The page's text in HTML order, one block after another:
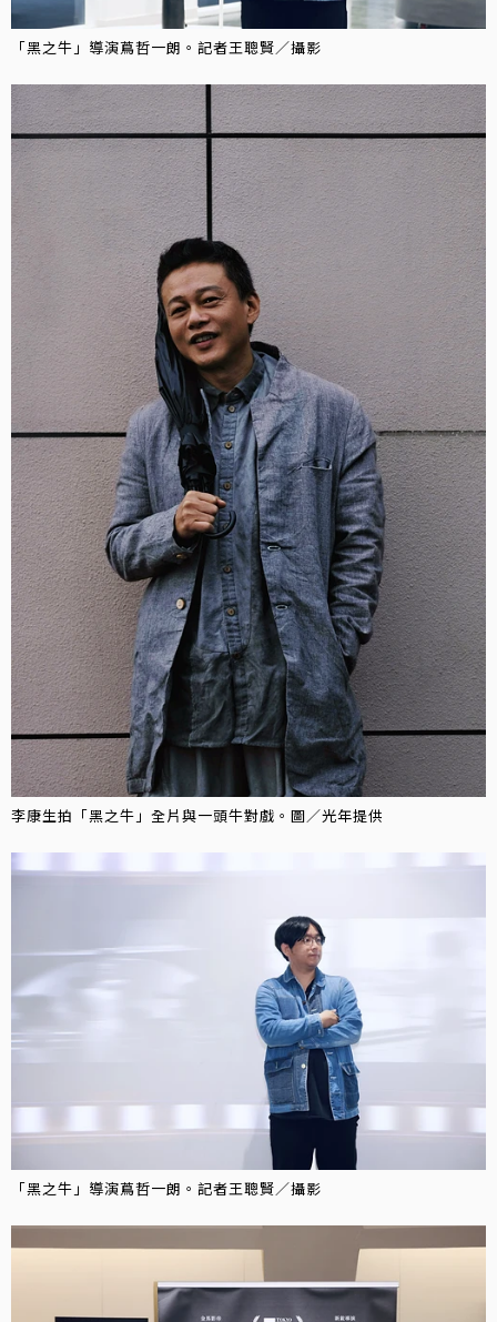
「黑之牛」導演蔦哲一朗。記者王聰賢／攝影
李康生拍「黑之牛」全片與一頭牛對戲。圖／光年提供
「黑之牛」導演蔦哲一朗。記者王聰賢／攝影